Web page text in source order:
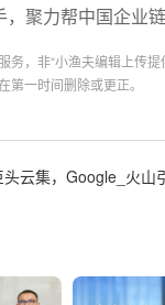
聚力帮中国企业
务，非“小渔夫编辑上传
一时间删除或更正。